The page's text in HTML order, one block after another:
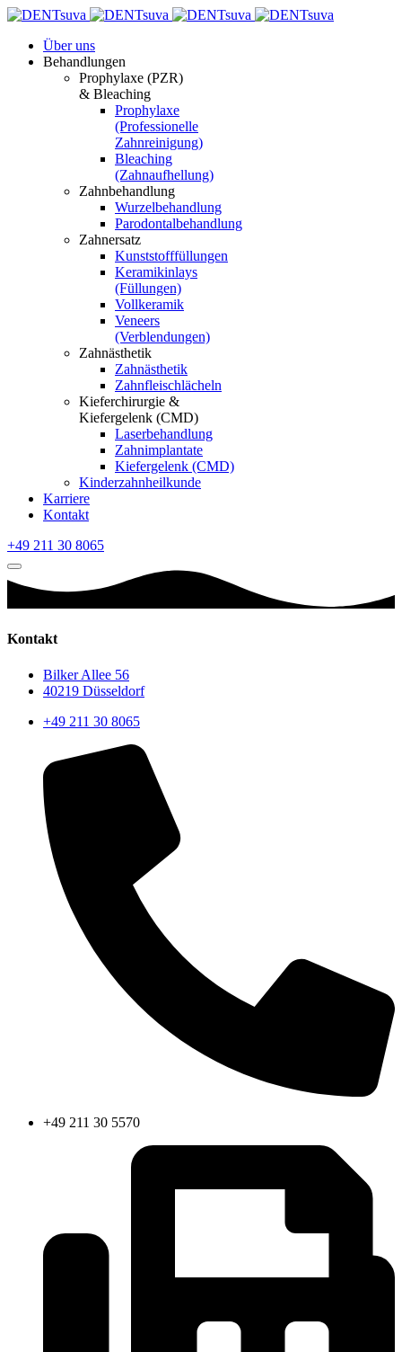
Über uns
Behandlungen
Prophylaxe (PZR)
& Bleaching
Prophylaxe
(Professionelle
Zahnreinigung)
Bleaching
(Zahnaufhellung)
Zahnbehandlung
Wurzelbehandlung
Parodontalbehandlung
Zahnersatz
Kunststofffüllungen
Keramikinlays
(Füllungen)
Vollkeramik
Veneers
(Verblendungen)
Zahnästhetik
Zahnästhetik
Zahnfleischlächeln
Kieferchirurgie &
Kiefergelenk (CMD)
Laserbehandlung
Zahnimplantate
Kiefergelenk (CMD)
Kinderzahnheilkunde
Karriere
Kontakt
+49 211 30 8065
Kontakt
Bilker Allee 56
40219 Düsseldorf
+49 211 30 8065
+49 211 30 5570